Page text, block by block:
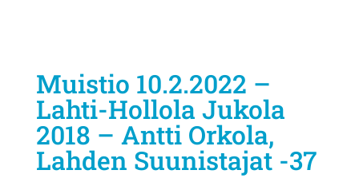
Muistio 10.2.2022 –
Lahti-Hollola Jukola
2018 – Antti Orkola,
Lahden Suunistajat -37